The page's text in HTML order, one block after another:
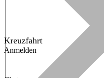
Kreuzfahrt
Anmelden